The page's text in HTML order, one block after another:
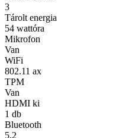
3
Tárolt energia
54 wattóra
Mikrofon
Van
WiFi
802.11 ax
TPM
Van
HDMI ki
1 db
Bluetooth
5.2